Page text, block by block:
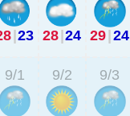
|23 28|24 29|24
9/1 9/2 9/3